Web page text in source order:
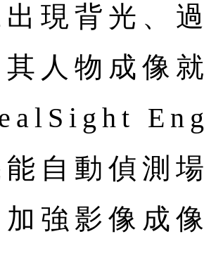
出現背光、
其人物成像
能自動偵測
加強影像成